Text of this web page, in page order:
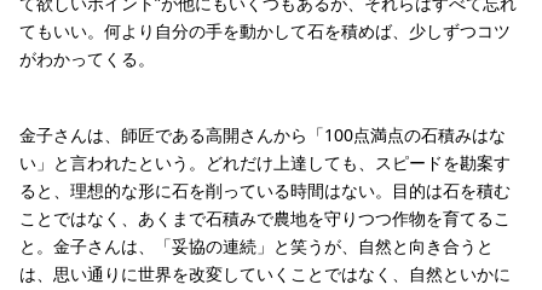
てもいい。何より自分の手を動かして石を積めば、少しずつコツ
がわかってくる。
金子さんは、師匠である高開さんから「100点満点の石積みはな
い」と言われたという。どれだけ上達しても、スピードを勘案す
ると、理想的な形に石を削っている時間はない。目的は石を積む
ことではなく、あくまで石積みで農地を守りつつ作物を育てるこ
と。金子さんは、「妥協の連続」と笑うが、自然と向き合うと
は、思い通りに世界を改変していくことではなく、自然といかに